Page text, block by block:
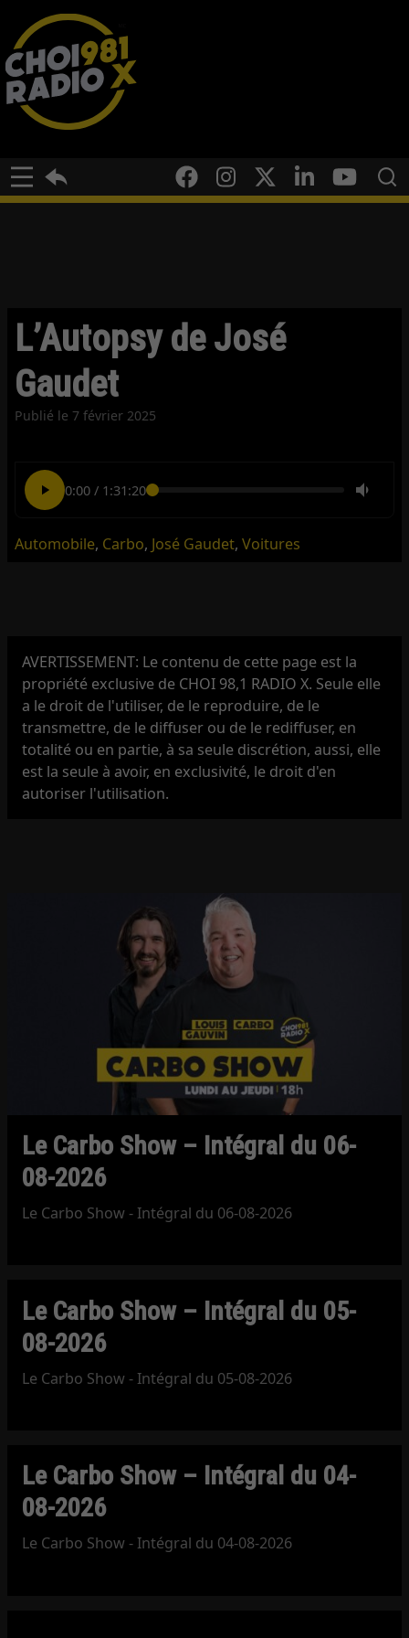
L’Autopsy de José
Gaudet
Publié le 7 février 2025
0:00/ 1:31:20
Automobile, Carbo, José Gaudet,Voitures
AVERTISSEMENT: Le contenu de cette page est la
propriété exclusive de CHOI 98,1 RADIO X. Seule elle
a le droit de l'utiliser, de le reproduire, de le
transmettre, de le diffuser ou de le rediffuser, en
totalité ou en partie, à sa seule discrétion, aussi, elle
est la seule à avoir, en exclusivité, le droit d'en
autoriser l'utilisation.
Le Carbo Show – Intégral du 06-
08-2026
Le Carbo Show - Intégral du 06-08-2026
Le Carbo Show – Intégral du 05-
08-2026
Le Carbo Show - Intégral du 05-08-2026
Le Carbo Show – Intégral du 04-
08-2026
Le Carbo Show - Intégral du 04-08-2026